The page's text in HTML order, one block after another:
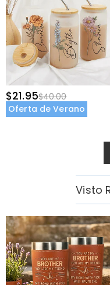
$21.95$40.00
Oferta de Verano
Visto